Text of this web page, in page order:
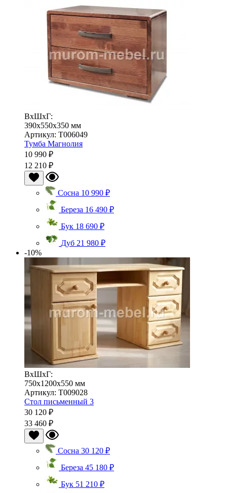
ВхШхГ:
390x550x350 мм
Артикул: Т006049
Тумба Магнолия
10 990 ₽
12 210 ₽
Сосна 10 990 ₽
Береза 16 490 ₽
Бук 18 690 ₽
Дуб 21 980 ₽
-10%
ВхШхГ:
750x1200x550 мм
Артикул: Т009028
Стол письменный 3
30 120 ₽
33 460 ₽
Сосна 30 120 ₽
Береза 45 180 ₽
Бук 51 210 ₽